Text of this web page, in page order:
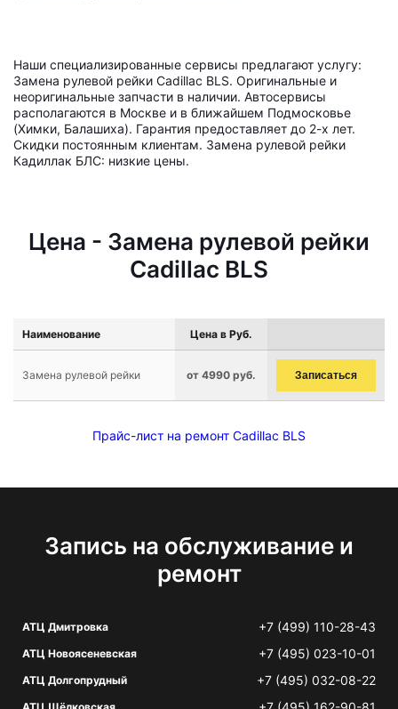
Наши специализированные сервисы предлагают услугу:
Замена рулевой рейки Cadillac BLS. Оригинальные и
неоригинальные запчасти в наличии. Автосервисы
располагаются в Москве и в ближайшем Подмосковье
(Химки, Балашиха). Гарантия предоставляет до 2-х лет.
Скидки постоянным клиентам. Замена рулевой рейки
Кадиллак БЛС: низкие цены.
Цена - Замена рулевой рейки
Cadillac BLS
Наименование Цена в Руб.
Замена рулевой рейки от 4990 руб. Записаться
Прайс-лист на ремонт Cadillac BLS
Запись на обслуживание и
ремонт
АТЦ Дмитровка +7 (499) 110-28-43
АТЦ Новоясеневская +7 (495) 023-10-01
АТЦ Долгопрудный +7 (495) 032-08-22